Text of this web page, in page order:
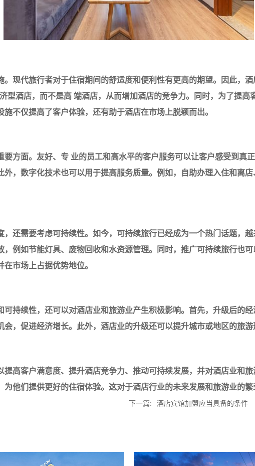
现代旅行者对于住宿期间的舒适度和便利性有更高的期望。因此，
型酒店，而不是高 端酒店，从而增加酒店的竞争力。同时，为了提高
不仅提高了客户体验，还有助于酒店在市场上脱颖而出。
要方面。友好、专 业的员工和高水平的客户服务可以让客户感受到真
，数字化技术也可以用于提高服务质量。例如，自助办理入住和离
还需要考虑可持续性。如今，可持续旅行已经成为一个热门话题，
例如节能灯具、废物回收和水资源管理。同时，推广可持续旅行也
市场上占据优势地位。
持续性，还可以对酒店业和旅游业产生积极影响。首先，升级后的
，促进经济增长。此外，酒店业的升级还可以提升城市或地区的旅
高客户满意度、提升酒店竞争力、推动可持续发展，并对酒店业和
他们提供更好的住宿体验。这对于酒店行业的未来发展和旅游业的繁
下一篇: 酒店宾馆加盟应当具备的条件